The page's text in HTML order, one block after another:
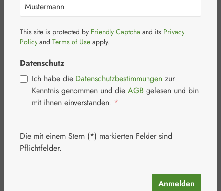
Bildergalerie überspringen
This site is protected by Friendly Captcha and its Privacy
Policy and Terms of Use apply.
Datenschutz
Ich habe die Datenschutzbestimmungen zur
Kenntnis genommen und die AGB gelesen und bin
mit ihnen einverstanden. *
Die mit einem Stern (*) markierten Felder sind
Pflichtfelder.
Anmelden